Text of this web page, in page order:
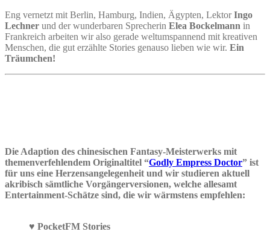
Eng vernetzt mit Berlin, Hamburg, Indien, Ägypten, LektorIngo
Lechner und der wunderbaren Sprecherin Elea Bockelmann in
Frankreich arbeiten wir also gerade weltumspannend mit kreativen
Menschen, die gut erzählte Stories genauso lieben wie wir. Ein
Träumchen!
Die Adaption des chinesischen Fantasy-Meisterwerks mit
themenverfehlendem Originaltitel “Godly Empress Doctor” ist
für uns eine Herzensangelegenheit und wir studieren aktuell
akribisch sämtliche Vorgängerversionen, welche allesamt
Entertainment-Schätze sind, die wir wärmstens empfehlen:
♥ PocketFM Stories